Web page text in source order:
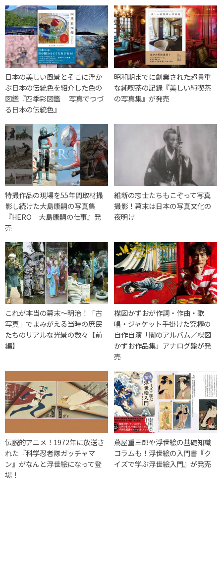
日本の美しい風景とそこに浮か
ぶ日本の伝統色を紹介した色の
図鑑『四季彩図鑑 写真でつづ
る日本の伝統色』
昭和期までに創業された超貴重
な純喫茶の記録『美しい純喫茶
の写真集』が発売
特撮作品の現場を55年間取材撮
影し続けた大島康嗣の写真集
『HERO 大島康嗣の仕事』発
売
維新の志士たちもこぞって写真
撮影！幕末は日本の写真文化の
夜明け
これが本当の幕末〜明治！「古
写真」でよみがえる当時の庶民
たちのリアルな光景の数々【前
編】
楳図かずおが作詞・作曲・歌
唱・ジャケット手掛けた究極の
自作自演「闇のアルバム／楳図
かずお作品集」アナログ盤が発
売
伝説的アニメ！1972年に放送さ
れた『科学忍者隊ガッチャマ
ン』がなんと浮世絵になって登
場！
蔦屋重三郎や浮世絵の基礎知識
コラムも！浮世絵の入門書『ク
イズで学ぶ浮世絵入門』が発売